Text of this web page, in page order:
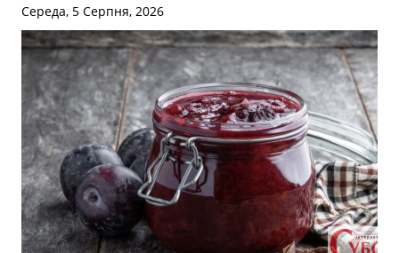
Середа, 5 Серпня, 2026